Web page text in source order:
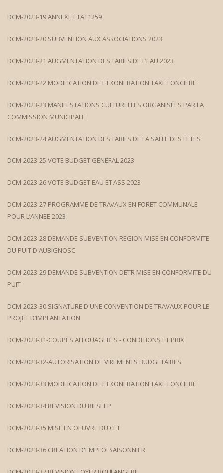
DCM-2023-19 ANNEXE ETAT1259
DCM-2023-20 SUBVENTION AUX ASSOCIATIONS 2023
DCM-2023-21 AUGMENTATION DES TARIFS DE L’EAU 2023
DCM-2023-22 MODIFICATION DE L'EXONERATION TAXE FONCIERE
DCM-2023-23 MANIFESTATIONS CULTURELLES ORGANISÉES PAR LA
COMMISSION MUNICIPALE
DCM-2023-24 AUGMENTATION DES TARIFS DE LA SALLE DES FETES
DCM-2023-25 VOTE BUDGET GÉNÉRAL 2023
DCM-2023-26 VOTE BUDGET EAU ET ASS 2023
DCM-2023-27 PROGRAMME DE TRAVAUX EN FORET COMMUNALE
POUR L’ANNEE 2023
DCM-2023-28 DEMANDE SUBVENTION REGION MISE EN CONFORMITE
DU PUIT D'AUBIGNOSC
DCM-2023-29 DEMANDE SUBVENTION DETR MISE EN CONFORMITE DU
PUIT
DCM-2023-30 SIGNATURE D'UNE CONVENTION DE TRAVAUX POUR LE
PROJET D’IMPLANTATION
DCM-2023-31-COUPES AFFOUAGERES - CONDITIONS ET PRIX
DCM-2023-32-AUTORISATION DE VIREMENTS BUDGETAIRES
DCM-2023-33 MODIFICATION DE L'EXONERATION TAXE FONCIERE
DCM-2023-34 REVISION DU RIFSEEP
DCM-2023-35 MISE EN OEUVRE DU CET
DCM-2023-36 CREATION D'EMPLOI SAISONNIER